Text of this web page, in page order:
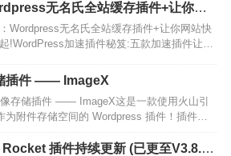
，基本适用于任何主题(不排除有的主题使用错
能)，此前端个人中心页面模板免费赠送…
无名氏全站缓存插件+让你网
到飞起
Wordpress无名氏全站缓存插件+让你网站快
!WordPress加速插件秘笈:五款加速插件让您
，可以将你的网站提升至毫秒级加载速度。
明:1：将缓存代码的PHP文件上传至网站根
2：下面这行代码，放到wordPress…
插件 —— ImageX
存储插件 —— ImageX这是一款使用火山引
为附件存储空间的 Wordpress 插件！插件特
和是否保留本地备份本地删除可同步删除火
中的文件支持…
Rocket 插件持续更新 (已更至V3.8.7)